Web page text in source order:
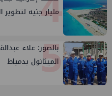
مليار جنيه لتطوير
5
بالصور: علاء
الميثانول بدمياط